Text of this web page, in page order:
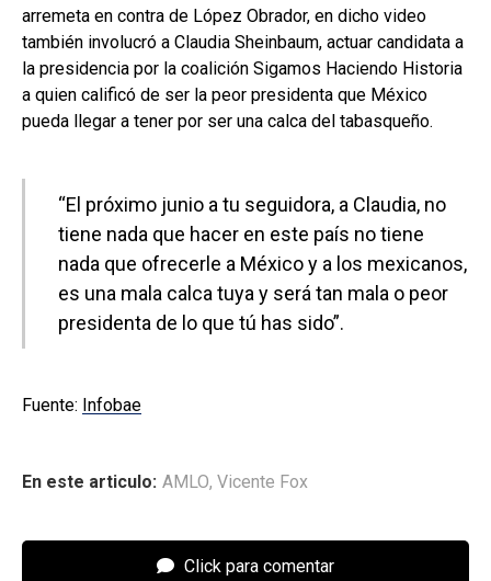
arremeta en contra de López Obrador, en dicho video
también involucró a Claudia Sheinbaum, actuar candidata a
la presidencia por la coalición Sigamos Haciendo Historia
a quien calificó de ser la peor presidenta que México
pueda llegar a tener por ser una calca del tabasqueño.
“El próximo junio a tu seguidora, a Claudia, no
tiene nada que hacer en este país no tiene
nada que ofrecerle a México y a los mexicanos,
es una mala calca tuya y será tan mala o peor
presidenta de lo que tú has sido”.
Fuente: Infobae
En este articulo: AMLO, Vicente Fox
Click para comentar